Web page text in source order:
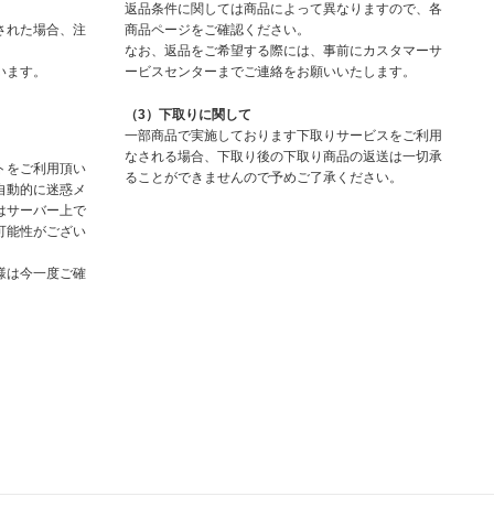
れた場合、注
す。
をご利用頂い
動的に迷惑メ
サーバー上で
能性がござい
は今一度ご確
返品条件に関しては商品によって異なりますので、各
商品ページをご確認ください。
なお、返品をご希望する際には、事前にカスタマーサ
ービスセンターまでご連絡をお願いいたします。
（3）下取りに関して
一部商品で実施しております下取りサービスをご利用
なされる場合、下取り後の下取り商品の返送は一切承
ることができませんので予めご了承ください。